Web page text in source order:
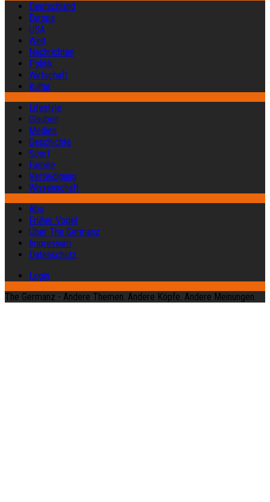
Deutschland
Europa
USA
Welt
Nachrichten
Politik
Wirtschaft
Kultur
Lifestyle
Glauben
Medien
Geschichte
Sport
Familie
Verteidigung
Wissenschaft
Abo
Früher Vogel
Über The Germanz
Impressum
Datenschutz
Login
The Germanz - Andere Themen. Andere Köpfe. Andere Meinungen.